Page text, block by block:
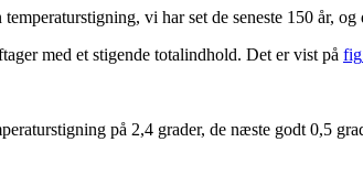
vi har set de seneste 150 år,
med et stigende totalindhold. Det er vist på fig
på 2,4 grader, de næste godt 0,5